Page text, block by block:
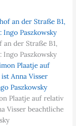
der Straße B1,
Ingo Paszkowsky
Plaatje auf relativ
Visser beachtliche